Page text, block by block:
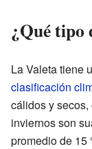
¿Qué tipo
La Valeta tiene
clasificación
cálidos y secos,
inviernos son
promedio de 15